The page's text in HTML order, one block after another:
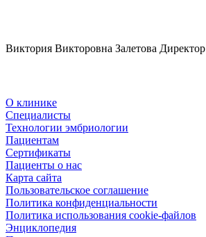
Виктория Викторовна Залетова Директор
О клинике
Специалисты
Технологии эмбриологии
Пациентам
Сертификаты
Пациенты о нас
Карта сайта
Пользовательское соглашение
Политика конфиденциальности
Политика использования cookie-файлов
Энциклопедия